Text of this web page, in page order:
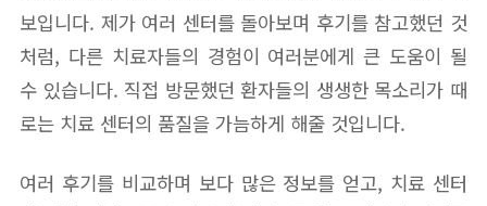
보입니다. 제가 여러 센터를 돌아보며 후기를 참고했던 것
처럼, 다른 치료자들의 경험이 여러분에게 큰 도움이 될
수 있습니다. 직접 방문했던 환자들의 생생한 목소리가 때
로는 치료 센터의 품질을 가늠하게 해줄 것입니다.
여러 후기를 비교하며 보다 많은 정보를 얻고, 치료 센터